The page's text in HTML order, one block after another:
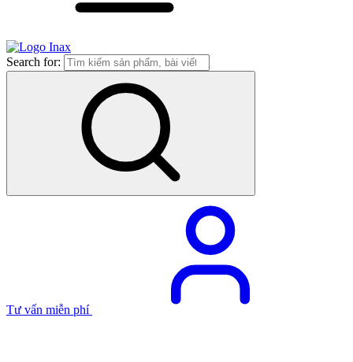
Search for:
Tư vấn miễn phí